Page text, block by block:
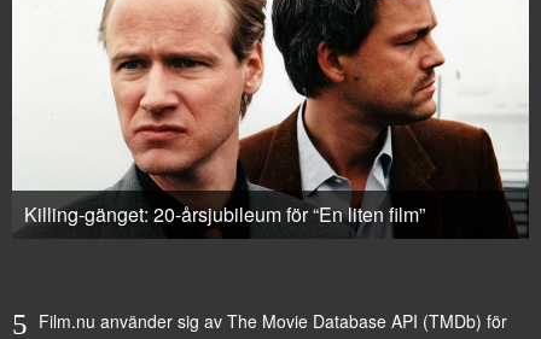
Killing-gänget: 20-årsjubileum för “En liten film”
Film.nu använder sig av The Movie Database API (TMDb) för